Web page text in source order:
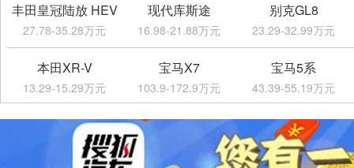
丰田皇冠陆放 HEV
27.78-35.28万元
现代库斯途
16.98-21.88万元
别克GL8
23.29-32.99万元
本田XR-V
13.29-15.29万元
宝马X7
103.9-172.9万元
宝马5系
43.39-55.19万元